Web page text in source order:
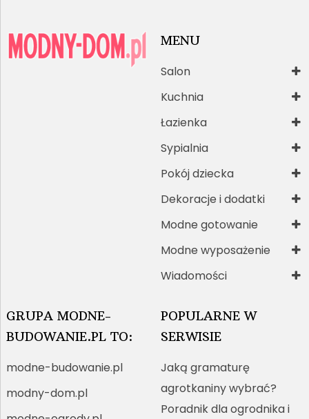
MENU
Salon
Kuchnia
Łazienka
Sypialnia
Pokój dziecka
Dekoracje i dodatki
Modne gotowanie
Modne wyposażenie
Wiadomości
GRUPA MODNE-
BUDOWANIE.PL TO:
modne-budowanie.pl
modny-dom.pl
POPULARNE W
SERWISIE
Jaką gramaturę
agrotkaniny wybrać?
Poradnik dla ogrodnika i